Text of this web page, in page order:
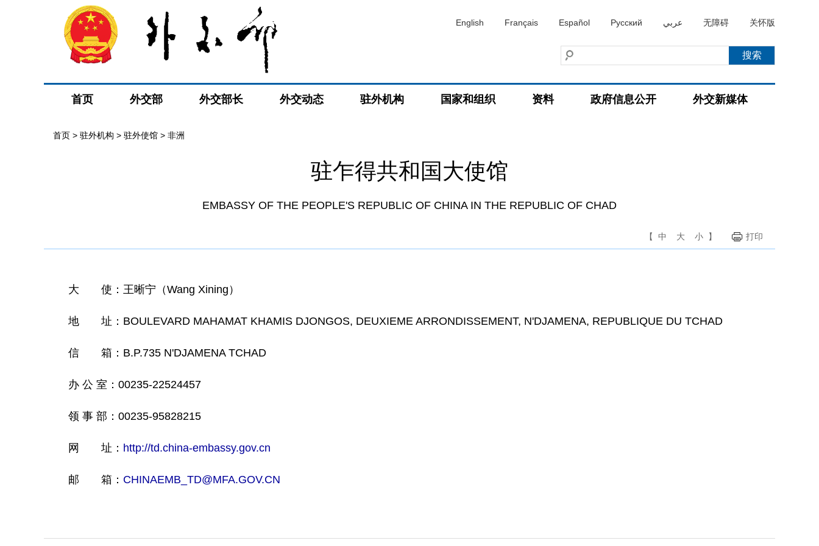
English Français Español Русский عربي 无障碍 关怀版
首页 外交部 外交部长 外交动态 驻外机构 国家和组织 资料 政府信息公开 外交新媒体
首页 > 驻外机构 > 驻外使馆 > 非洲
驻乍得共和国大使馆
EMBASSY OF THE PEOPLE'S REPUBLIC OF CHINA IN THE REPUBLIC OF CHAD
【 中 大 小 】 打印
大 使：王晰宁（Wang Xining）
地 址：BOULEVARD MAHAMAT KHAMIS DJONGOS, DEUXIEME ARRONDISSEMENT, N'DJAMENA, REPUBLIQUE DU TCHAD
信 箱：B.P.735 N'DJAMENA TCHAD
办 公 室：00235-22524457
领 事 部：00235-95828215
网 址： http://td.china-embassy.gov.cn
邮 箱： CHINAEMB_TD@MFA.GOV.CN